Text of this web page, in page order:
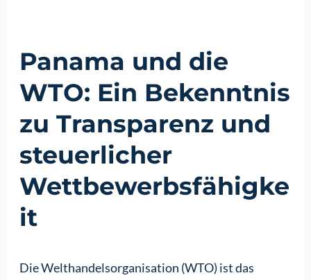
Panama und die
WTO: Ein Bekenntnis
zu Transparenz und
steuerlicher
Wettbewerbsfähigke
it
Die Welthandelsorganisation (WTO) ist das